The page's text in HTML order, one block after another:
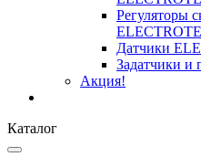
Регуляторы
Датчики
Задатчики и
Акция!
Каталог